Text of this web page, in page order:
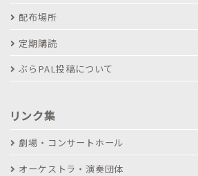
配布場所
定期購読
ぶらPAL投稿について
リンク集
劇場・コンサートホール
オーケストラ・演奏団体